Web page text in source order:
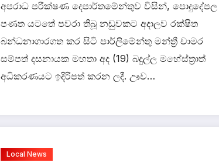
අපරාධ පරීක්ෂණ දෙපාර්තමේන්තුව විසින්, පොදුදේපල
පණත යටතේ පවරා තිබූ නඩුවකට අදාලව රක්ෂිත
බන්ධනාගාරගත කර සිටි පාර්ලිමේන්තු මන්ත්‍රී චාමර
සම්පත් දසනායක මහතා අද (19) බදුල්ල මහේස්ත්‍රාත්
අධිකරණයට ඉදිරිපත් කරන ලදී. ඌව…
Local News